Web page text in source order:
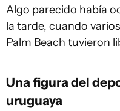
Algo parecido había
la tarde, cuando
Palm Beach tuvieron
Una figura del
uruguaya